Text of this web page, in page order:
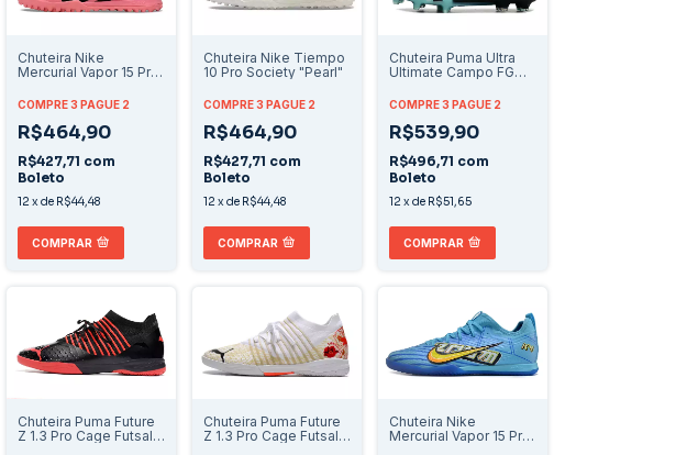
Chuteira Nike
Mercurial Vapor 15 Pro
Brilliance"
COMPRE 3 PAGUE 2
R$464,90
R$427,71 com
Boleto
12 xde R$44,48
COMPRAR
Chuteira Nike Tiempo
10 Pro Society "Pearl"
COMPRE 3 PAGUE 2
R$464,90
R$427,71 com
Boleto
12 xde R$44,48
COMPRAR
Chuteira Puma Ultra
Ultimate Campo FG
COMPRE 3 PAGUE 2
R$539,90
R$496,71 com
Boleto
12 xde R$51,65
COMPRAR
Chuteira Puma Future
Z 1.3 Pro Cage Futsal -
Chuteira Puma Future
Z 1.3 Pro Cage Futsal -
Chuteira Nike
Mercurial Vapor 15 Pro